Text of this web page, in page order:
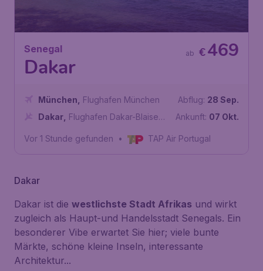
Senegal
Dakar
€469
ab
München
Flughafen München
Dakar Flughafen Dakar-Blaise
Abflug: 28 Sep.
Ankunft: 07 Okt.
Vor 1 Stunde gefunden • TAP Air Portugal
Dakar
Dakar ist die westlichste Stadt Afrikas und wirkt
zugleich als Haupt-und Handelsstadt Senegals. Ein
besonderer Vibe erwartet Sie hier; viele bunte
Märkte, schöne kleine Inseln, interessante
Architektur...